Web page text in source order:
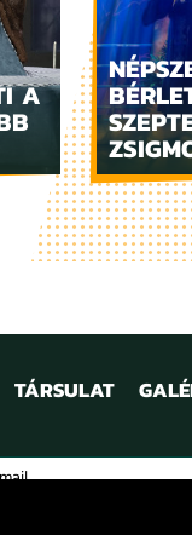
A
TÁRSULAT